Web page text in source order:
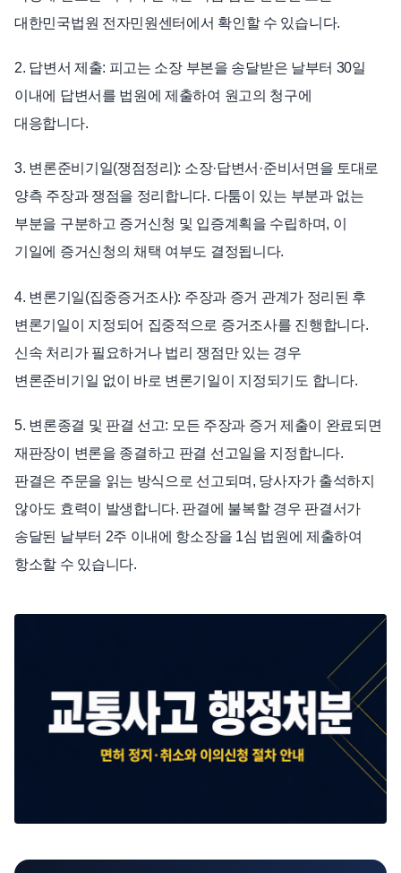
대한민국법원 전자민원센터에서 확인할 수 있습니다.
2. 답변서 제출: 피고는 소장 부본을 송달받은 날부터 30일
이내에 답변서를 법원에 제출하여 원고의 청구에
대응합니다.
3. 변론준비기일(쟁점정리): 소장·답변서·준비서면을 토대로
양측 주장과 쟁점을 정리합니다. 다툼이 있는 부분과 없는
부분을 구분하고 증거신청 및 입증계획을 수립하며, 이
기일에 증거신청의 채택 여부도 결정됩니다.
4. 변론기일(집중증거조사): 주장과 증거 관계가 정리된 후
변론기일이 지정되어 집중적으로 증거조사를 진행합니다.
신속 처리가 필요하거나 법리 쟁점만 있는 경우
변론준비기일 없이 바로 변론기일이 지정되기도 합니다.
5. 변론종결 및 판결 선고: 모든 주장과 증거 제출이 완료되면
재판장이 변론을 종결하고 판결 선고일을 지정합니다.
판결은 주문을 읽는 방식으로 선고되며, 당사자가 출석하지
않아도 효력이 발생합니다. 판결에 불복할 경우 판결서가
송달된 날부터 2주 이내에 항소장을 1심 법원에 제출하여
항소할 수 있습니다.